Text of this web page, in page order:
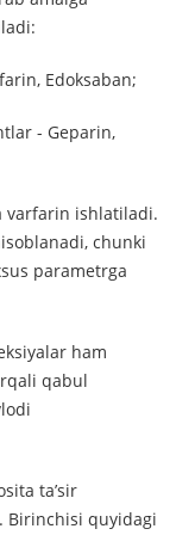
Edoksaban;
- Geparin,
varfarin ishlatiladi.
chunki
parametrga
ham
qabul
ta’sir
Birinchisi quyidagi